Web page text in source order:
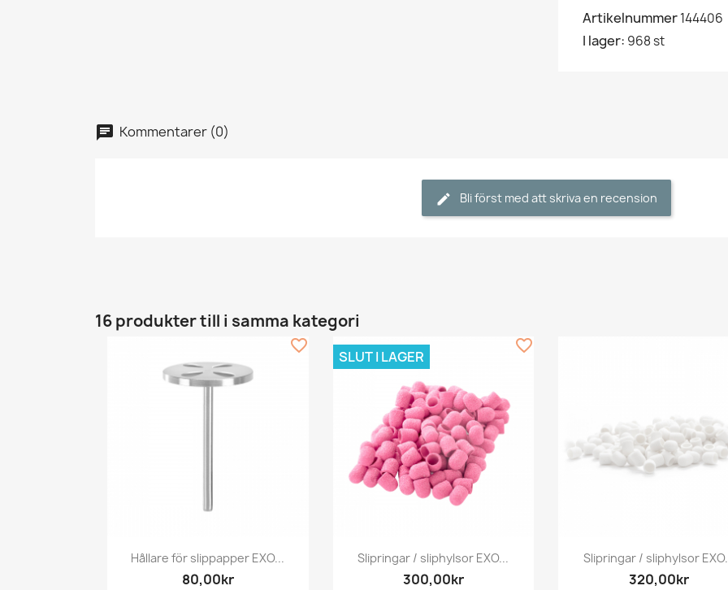
Artikelnummer144406
I lager: 968 st
Kommentarer (0)
Bli först med att skriva en recension
16 produkter till i samma kategori
Snabbvy
Hållare för slippapper EXO...
80,00kr
favorite_border
Snabbvy
Slipringar / sliphylsor EXO...
300,00kr
SLUT I LAGER
favorite_border
Snabbvy
Slipringar / sliphylsor
320,00kr